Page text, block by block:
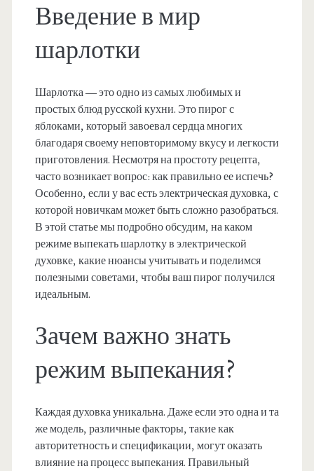
Введение в мир
шарлотки
Шарлотка — это одно из самых любимых и
простых блюд русской кухни. Это пирог с
яблоками, который завоевал сердца многих
благодаря своему неповторимому вкусу и легкости
приготовления. Несмотря на простоту рецепта,
часто возникает вопрос: как правильно ее испечь?
Особенно, если у вас есть электрическая духовка, с
которой новичкам может быть сложно разобраться.
В этой статье мы подробно обсудим, на каком
режиме выпекать шарлотку в электрической
духовке, какие нюансы учитывать и поделимся
полезными советами, чтобы ваш пирог получился
идеальным.
Зачем важно знать
режим выпекания?
Каждая духовка уникальна. Даже если это одна и та
же модель, различные факторы, такие как
авторитетность и спецификации, могут оказать
влияние на процесс выпекания. Правильный